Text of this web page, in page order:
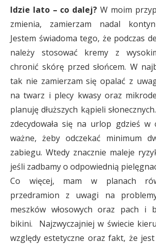
Idzie lato – co dalej? W moim
zmienia, zamierzam nadal
Jestem świadoma tego, że podczas
należy stosować kremy z
chronić skórę przed słońcem. W
tak nie zamierzam się opalać z
na twarz i plecy kwasy oraz
planuję dłuższych kąpieli
zdecydowała się na urlop gdzieś w
ważne, żeby odczekać minimum
zabiegu. Wtedy znacznie maleje
jeśli zadbamy o odpowiednią
Co więcej, mam w planach
przedramion z uwagi na
meszków włosowych oraz pach i
bikini. Najzwyczajniej w świecie
względy estetyczne oraz fakt, że